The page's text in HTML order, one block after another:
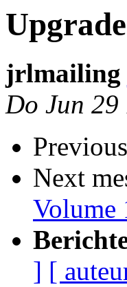
Upgrade
jrlmailing
Do Jun
Next
Volume
] [